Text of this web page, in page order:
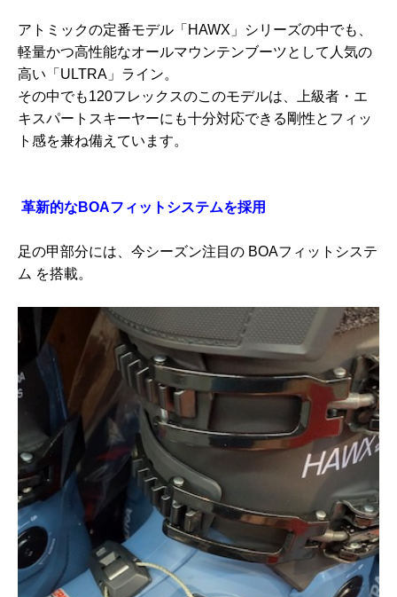
アトミックの定番モデル「HAWX」シリーズの中でも、
軽量かつ高性能なオールマウンテンブーツとして人気の
高い「ULTRA」ライン。
その中でも120フレックスのこのモデルは、上級者・エ
キスパートスキーヤーにも十分対応できる剛性とフィッ
ト感を兼ね備えています。
革新的なBOAフィットシステムを採用
足の甲部分には、今シーズン注目の BOAフィットシステ
ム を搭載。